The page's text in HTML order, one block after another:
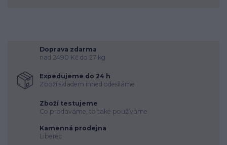
Doprava zdarma
nad 2490 Kč do 27 kg
Expedujeme do 24 h
Zboží skladem ihned odesíláme
Zboží testujeme
Co prodáváme, to také používáme
Kamenná prodejna
Liberec